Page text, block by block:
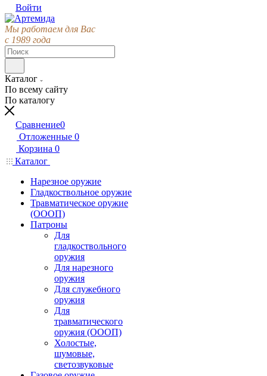
Войти
Мы работаем для Вас
с 1989 года
Каталог
По всему сайту
По каталогу
Сравнение0
Отложенные 0
Корзина 0
Каталог
Нарезное оружие
Гладкоствольное оружие
Травматическое оружие
(ОООП)
Патроны
Для
гладкоствольного
оружия
Для нарезного
оружия
Для служебного
оружия
Для
травматического
оружия (ОООП)
Холостые,
шумовые,
светозвуковые